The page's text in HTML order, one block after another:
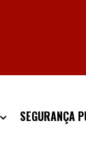
SEGURANÇA